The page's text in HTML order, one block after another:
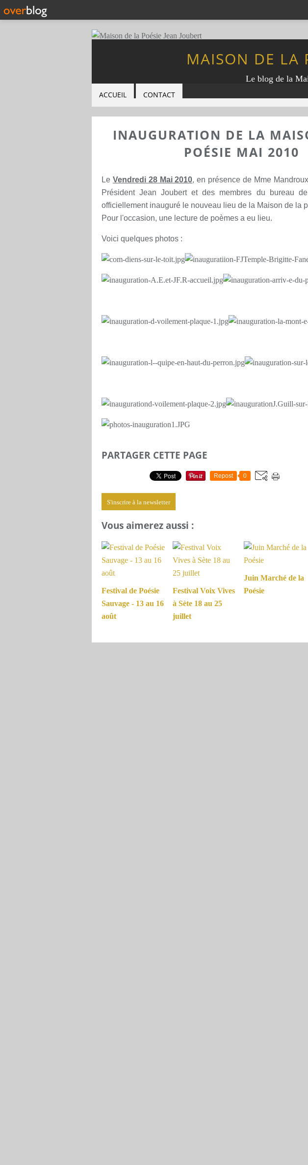
MAISON DE LA
Le blog de la
ACCUEIL CONTACT
INAUGURATION DE LA
POÉSIE MAI 2010
Le Vendredi 28 Mai 2010, en présence de Mme
Président Jean Joubert et des membres du bureau
officiellement inauguré le nouveau lieu de la Maison de la
Pour l'occasion, une lecture de poèmes a eu lieu.
Voici quelques photos :
PARTAGER CETTE PAGE
Repost 0
S'inscrire à la newsletter
Vous aimerez aussi :
Festival de Poésie
Sauvage - 13 au 16
août
Festival Voix Vives
à Sète 18 au 25
juillet
Juin Marché de la
Poésie